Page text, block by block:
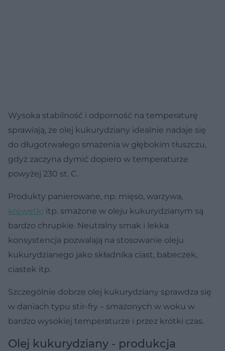
Wysoka stabilność i odporność na temperaturę
sprawiają, że olej kukurydziany idealnie nadaje się
do długotrwałego smażenia w głębokim tłuszczu,
gdyż zaczyna dymić dopiero w temperaturze
powyżej 230 st. C.
Produkty panierowane, np. mięso, warzywa,
krewetki itp. smażone w oleju kukurydzianym są
bardzo chrupkie. Neutralny smak i lekka
konsystencja pozwalają na stosowanie oleju
kukurydzianego jako składnika ciast, babeczek,
ciastek itp.
Szczególnie dobrze olej kukurydziany sprawdza się
w daniach typu stir-fry – smażonych w woku w
bardzo wysokiej temperaturze i przez krótki czas.
Olej kukurydziany - produkcja